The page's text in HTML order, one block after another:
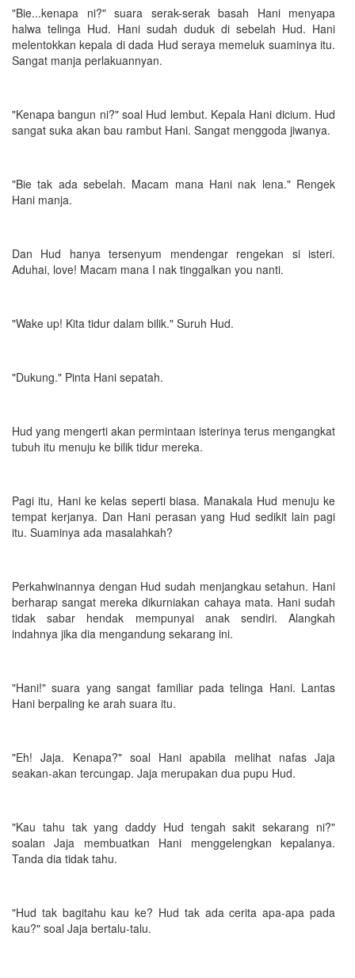
"Bie...kenapa ni?" suara serak-serak basah Hani menyapa
halwa telinga Hud. Hani sudah duduk di sebelah Hud. Hani
melentokkan kepala di dada Hud seraya memeluk suaminya itu.
Sangat manja perlakuannyan.
"Kenapa bangun ni?" soal Hud lembut. Kepala Hani dicium. Hud
sangat suka akan bau rambut Hani. Sangat menggoda jiwanya.
"Bie tak ada sebelah. Macam mana Hani nak lena." Rengek
Hani manja.
Dan Hud hanya tersenyum mendengar rengekan si isteri.
Aduhai, love! Macam mana I nak tinggalkan you nanti.
"Wake up! Kita tidur dalam bilik." Suruh Hud.
"Dukung." Pinta Hani sepatah.
Hud yang mengerti akan permintaan isterinya terus mengangkat
tubuh itu menuju ke bilik tidur mereka.
Pagi itu, Hani ke kelas seperti biasa. Manakala Hud menuju ke
tempat kerjanya. Dan Hani perasan yang Hud sedikit lain pagi
itu. Suaminya ada masalahkah?
Perkahwinannya dengan Hud sudah menjangkau setahun. Hani
berharap sangat mereka dikurniakan cahaya mata. Hani sudah
tidak sabar hendak mempunyai anak sendiri. Alangkah
indahnya jika dia mengandung sekarang ini.
"Hani!" suara yang sangat familiar pada telinga Hani. Lantas
Hani berpaling ke arah suara itu.
"Eh! Jaja. Kenapa?" soal Hani apabila melihat nafas Jaja
seakan-akan tercungap. Jaja merupakan dua pupu Hud.
"Kau tahu tak yang daddy Hud tengah sakit sekarang ni?"
soalan Jaja membuatkan Hani menggelengkan kepalanya.
Tanda dia tidak tahu.
"Hud tak bagitahu kau ke? Hud tak ada cerita apa-apa pada
kau?" soal Jaja bertalu-talu.